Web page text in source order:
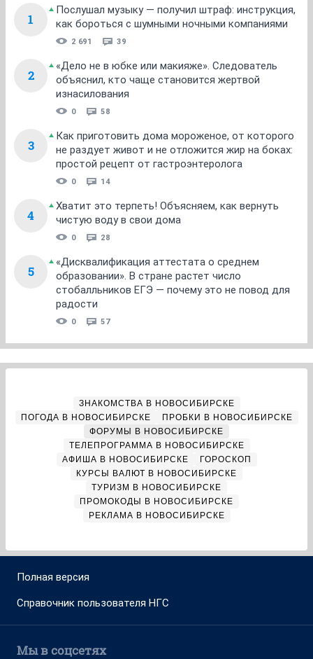
1
Послушал музыку — получил штраф: инструкция,
как бороться с шумными ночными компаниями
2 691 39
2
«Дело не в юбке или макияже». Следователь
объяснил, кто чаще становится жертвой
изнасилования
0 58
3
Как приготовить дома мороженое, от которого
не раздует живот и не отложится жир на боках:
простой рецепт от гастроэнтеролога
0 14
4
Хватит это терпеть! Объясняем, как вернуть
чистую воду в свои дома
0 28
5
«Дисквалификация аттестата о среднем
образовании». В стране растет число
стобалльников ЕГЭ — почему это не повод для
радости
0 57
ЗНАКОМСТВА В НОВОСИБИРСКЕ
ПОГОДА В НОВОСИБИРСКЕ
ПРОБКИ В НОВОСИБИРСКЕ
ФОРУМЫ В НОВОСИБИРСКЕ
ТЕЛЕПРОГРАММА В НОВОСИБИРСКЕ
АФИША В НОВОСИБИРСКЕ
ГОРОСКОП
КУРСЫ ВАЛЮТ В НОВОСИБИРСКЕ
ТУРИЗМ В НОВОСИБИРСКЕ
ПРОМОКОДЫ В НОВОСИБИРСКЕ
РЕКЛАМА В НОВОСИБИРСКЕ
Полная версия
Справочник пользователя НГС
Мы в соцсетях